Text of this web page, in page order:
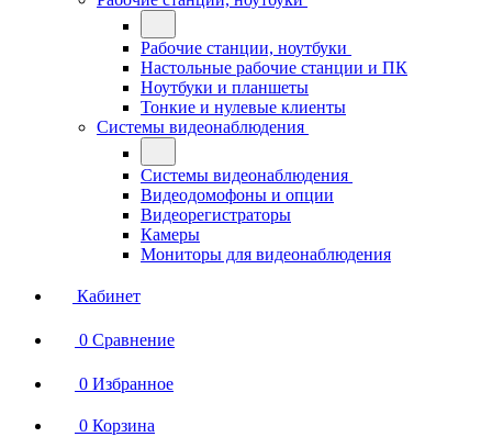
Рабочие станции, ноутбуки
Настольные рабочие станции и ПК
Ноутбуки и планшеты
Тонкие и нулевые клиенты
Системы видеонаблюдения
Системы видеонаблюдения
Видеодомофоны и опции
Видеорегистраторы
Камеры
Мониторы для видеонаблюдения
Кабинет
0 Сравнение
0 Избранное
0 Корзина